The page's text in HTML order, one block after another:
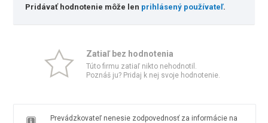
Pridávať hodnotenie môže len prihlásený používateľ.
Zatiaľ bez hodnotenia
Túto firmu zatiaľ nikto nehodnotil.
Poznáš ju? Pridaj k nej svoje hodnotenie.
Prevádzkovateľ nenesie zodpovednosť za informácie na